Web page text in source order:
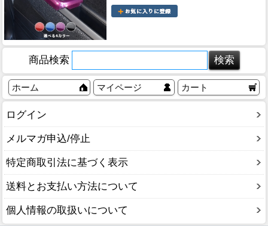
商品検索
ホーム マイページ カート
ログイン
メルマガ申込/停止
特定商取引法に基づく表示
送料とお支払い方法について
個人情報の取扱いについて